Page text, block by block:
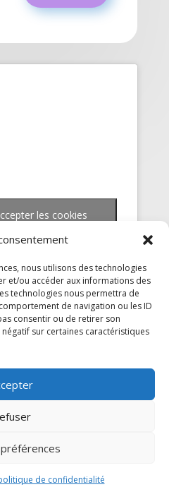
nous utilisons des technologies
et/ou accéder aux informations des
technologies nous permettra de
de navigation ou les ID
consentir ou de retirer son
sur certaines caractéristiques
de confidentialité
les cookies
d’utilisation du site